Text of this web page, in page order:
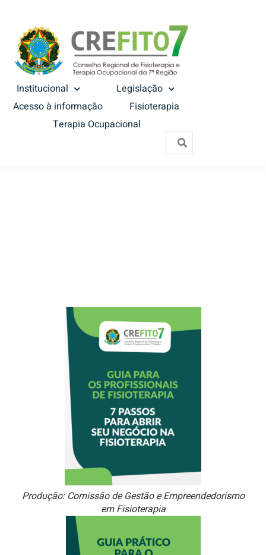
Institucional
Legislação
Acesso à informação
Fisioterapia
Terapia Ocupacional
Produção: Comissão de Gestão e Empreendedorismo
em Fisioterapia